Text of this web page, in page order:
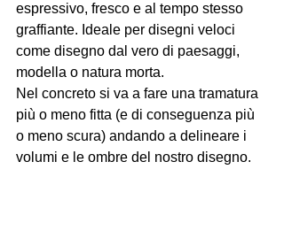
espressivo, fresco e al tempo stesso
graffiante. Ideale per disegni veloci
come disegno dal vero di paesaggi,
modella o natura morta.
Nel concreto si va a fare una tramatura
più o meno fitta (e di conseguenza più
o meno scura) andando a delineare i
volumi e le ombre del nostro disegno.